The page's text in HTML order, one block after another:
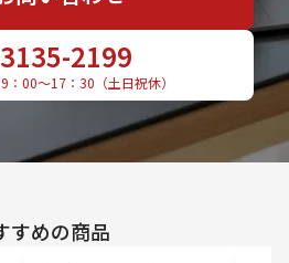
2199
：00〜17：30（土日祝休）
すめの商品